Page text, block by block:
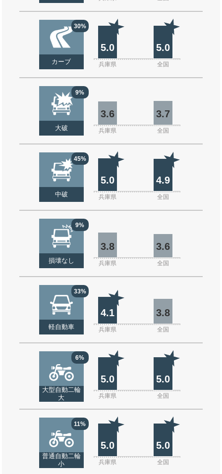
30%
カーブ
5.0 5.0
兵庫県 全国
9%
大破
3.6 3.7
兵庫県 全国
45%
中破
5.0 4.9
兵庫県 全国
9%
損壊なし
3.8 3.6
兵庫県 全国
33%
軽自動車
4.1 3.8
兵庫県 全国
6%
大型自動二輪
大
5.0 5.0
兵庫県 全国
11%
普通自動二輪
小
5.0 5.0
兵庫県 全国